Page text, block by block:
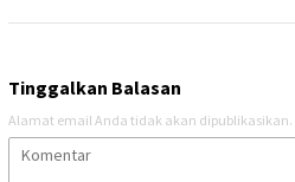
Tinggalkan Balasan
Alamat email Anda tidak akan dipublikasikan.